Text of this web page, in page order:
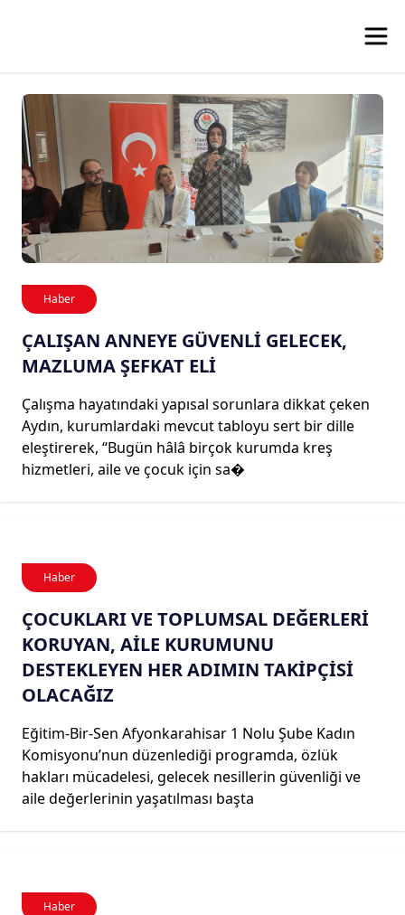
Haber
ÇALIŞAN ANNEYE GÜVENLİ GELECEK,
MAZLUMA ŞEFKAT ELİ
Çalışma hayatındaki yapısal sorunlara dikkat çeken
Aydın, kurumlardaki mevcut tabloyu sert bir dille
eleştirerek, “Bugün hâlâ birçok kurumda kreş
hizmetleri, aile ve çocuk için sa�
Haber
ÇOCUKLARI VE TOPLUMSAL DEĞERLERİ
KORUYAN, AİLE KURUMUNU
DESTEKLEYEN HER ADIMIN TAKİPÇİSİ
OLACAĞIZ
Eğitim-Bir-Sen Afyonkarahisar 1 Nolu Şube Kadın
Komisyonu’nun düzenlediği programda, özlük
hakları mücadelesi, gelecek nesillerin güvenliği ve
aile değerlerinin yaşatılması başta
Haber